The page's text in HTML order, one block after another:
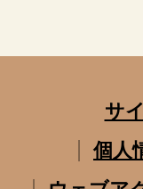
サ
個人